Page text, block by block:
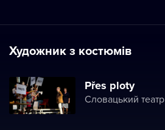
Художник з костюмів
Přes ploty
Словацький театр